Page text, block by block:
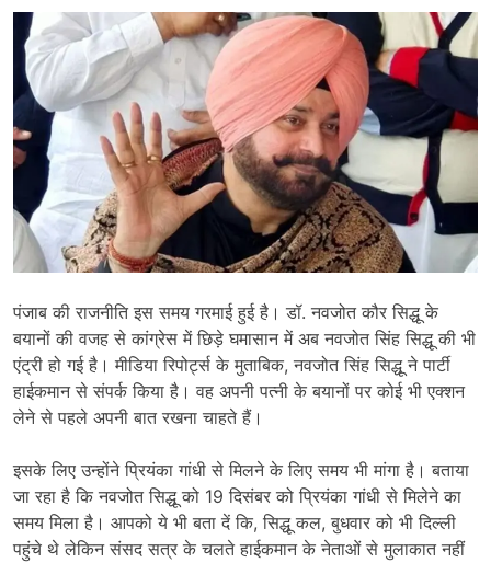
पंजाब की राजनीति इस समय गरमाई हुई है। डॉ. नवजोत कौर सिद्धू के
बयानों की वजह से कांग्रेस में छिड़े घमासान में अब नवजोत सिंह सिद्धू की भी
एंट्री हो गई है। मीडिया रिपोर्ट्स के मुताबिक, नवजोत सिंह सिद्धू ने पार्टी
हाईकमान से संपर्क किया है। वह अपनी पत्नी के बयानों पर कोई भी एक्शन
लेने से पहले अपनी बात रखना चाहते हैं।
इसके लिए उन्होंने प्रियंका गांधी से मिलने के लिए समय भी मांगा है। बताया
जा रहा है कि नवजोत सिद्धू को 19 दिसंबर को प्रियंका गांधी से मिलेने का
समय मिला है। आपको ये भी बता दें कि, सिद्धू कल, बुधवार को भी दिल्ली
पहुंचे थे लेकिन संसद सत्र के चलते हाईकमान के नेताओं से मुलाकात नहीं